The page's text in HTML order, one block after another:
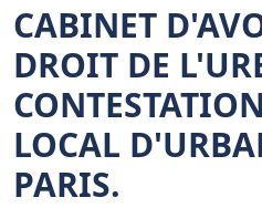
CABINET
DROIT DE
LOCAL
PARIS.